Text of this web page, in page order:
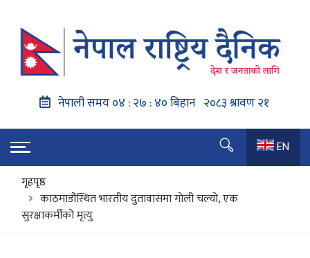
EN
गृहपृष्ठ
काठमाडौंस्थित भारतीय दुतावासमा गोली चल्यो, एक
सुरक्षाकर्मीको मृत्यु